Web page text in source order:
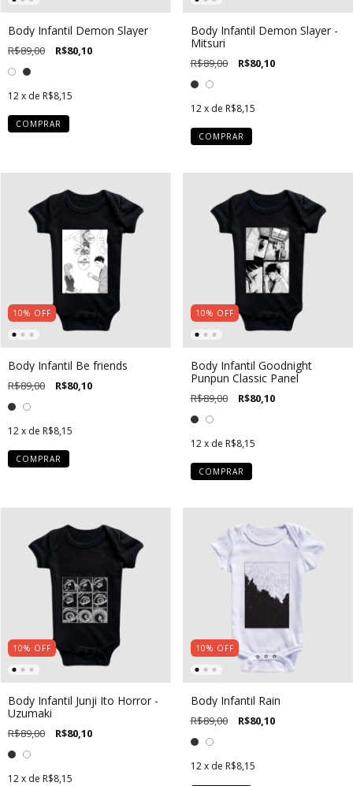
Body Infantil Demon Slayer
R$89,00 R$80,10
12x de R$8,15
COMPRAR
Body Infantil Demon Slayer -
Mitsuri
R$89,00 R$80,10
12 x de R$8,15
COMPRAR
10% OFF
Body Infantil Be friends
R$89,00 R$80,10
12x de R$8,15
COMPRAR
10% OFF
Body Infantil Goodnight
Punpun Classic Panel
R$89,00 R$80,10
12 x de R$8,15
COMPRAR
10% OFF
Body Infantil Junji Ito Horror -
Uzumaki
R$89,00 R$80,10
12x de R$8,15
10% OFF
Body Infantil Rain
R$89,00 R$80,10
12 x de R$8,15